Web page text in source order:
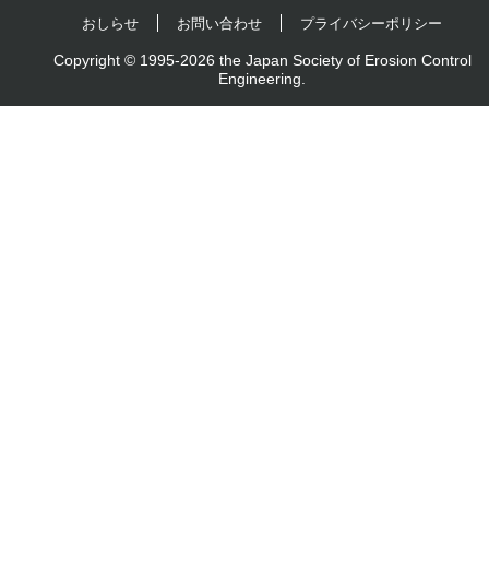
おしらせ お問い合わせ プライバシーポリシー
Copyright © 1995-2026 the Japan Society of Erosion Control
Engineering.